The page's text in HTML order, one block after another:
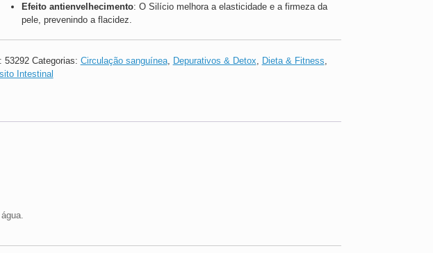
Efeito antienvelhecimento: O Silício melhora a elasticidade e a firmeza da
pele, prevenindo a flacidez.
53292 Categorias: Circulação sanguínea, Depurativos & Detox Dieta & Fitness
Intestinal